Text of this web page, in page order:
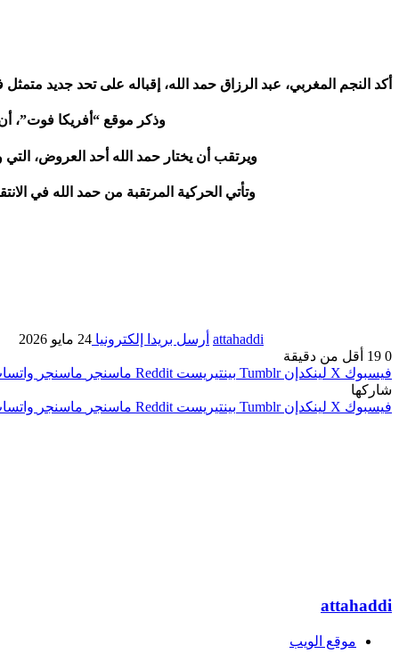
أكد النجم المغربي، عبد الرزاق حمد الله، إقباله على تحد جديد
وذكر موقع “أفريكا فوت”، أن حمد الله توصل بـ4 عروض، 3 منها سعودية
ويرتقب أن يختار حمد الله أحد العروض، التي
وتأتي الحركية المرتقبة من حمد الله في
attahaddi أرسل بريدا إلكترونيا 24 مايو 2026
0
أقل من دقيقة
فيسبوك X لينكدإن بينتيريست ماسنجر ماسنجر
شاركها
فيسبوك X لينكدإن بينتيريست ماسنجر ماسنجر
attahaddi
موقع الويب